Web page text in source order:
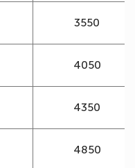
3550
4050
4350
4850